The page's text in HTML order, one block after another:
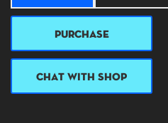
PURCHASE
CHAT WITH SHOP